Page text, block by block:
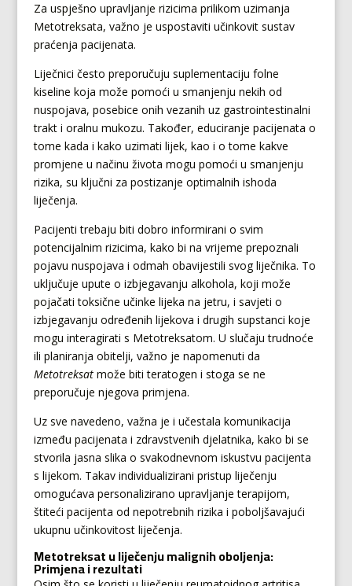
Za uspješno upravljanje rizicima prilikom uzimanja
Metotreksata, važno je uspostaviti učinkovit sustav
praćenja pacijenata.
Liječnici često preporučuju suplementaciju folne
kiseline koja može pomoći u smanjenju nekih od
nuspojava, posebice onih vezanih uz gastrointestinalni
trakt i oralnu mukozu. Također, educiranje pacijenata o
tome kada i kako uzimati lijek, kao i o tome kakve
promjene u načinu života mogu pomoći u smanjenju
rizika, su ključni za postizanje optimalnih ishoda
liječenja.
Pacijenti trebaju biti dobro informirani o svim
potencijalnim rizicima, kako bi na vrijeme prepoznali
pojavu nuspojava i odmah obavijestili svog liječnika. To
uključuje upute o izbjegavanju alkohola, koji može
pojačati toksične učinke lijeka na jetru, i savjeti o
izbjegavanju određenih lijekova i drugih supstanci koje
mogu interagirati s Metotreksatom. U slučaju trudnoće
ili planiranja obitelji, važno je napomenuti da
Metotreksat može biti teratogen i stoga se ne
preporučuje njegova primjena.
Uz sve navedeno, važna je i učestala komunikacija
između pacijenata i zdravstvenih djelatnika, kako bi se
stvorila jasna slika o svakodnevnom iskustvu pacijenta
s lijekom. Takav individualizirani pristup liječenju
omogućava personalizirano upravljanje terapijom,
štiteći pacijenta od nepotrebnih rizika i poboljšavajući
ukupnu učinkovitost liječenja.
Metotreksat u liječenju malignih oboljenja:
Primjena i rezultati